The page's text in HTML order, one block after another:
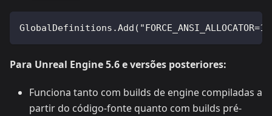
Para Unreal Engine 5.6 e versões posteriores:
Funciona tanto com builds de engine compiladas a
partir do código-fonte quanto com builds pré-